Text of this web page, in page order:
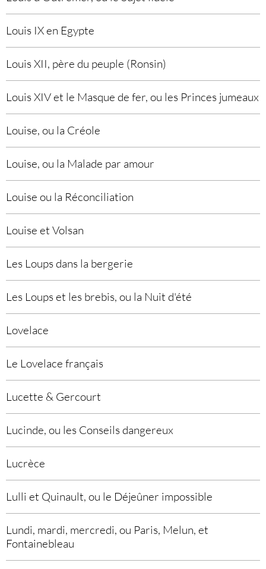
Louis IX en Egypte
Louis XII, père du peuple (Ronsin)
Louis XIV et le Masque de fer, ou les Princes jumeaux
Louise, ou la Créole
Louise, ou la Malade par amour
Louise ou la Réconciliation
Louise et Volsan
Les Loups dans la bergerie
Les Loups et les brebis, ou la Nuit d'été
Lovelace
Le Lovelace français
Lucette & Gercourt
Lucinde, ou les Conseils dangereux
Lucrèce
Lulli et Quinault, ou le Déjeûner impossible
Lundi, mardi, mercredi, ou Paris, Melun, et
Fontainebleau